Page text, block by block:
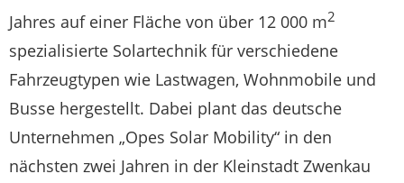
Jahres auf einer Fläche von über 12 000 m2
spezialisierte Solartechnik für verschiedene
Fahrzeugtypen wie Lastwagen, Wohnmobile und
Busse hergestellt. Dabei plant das deutsche
Unternehmen „Opes Solar Mobility“ in den
nächsten zwei Jahren in der Kleinstadt Zwenkau